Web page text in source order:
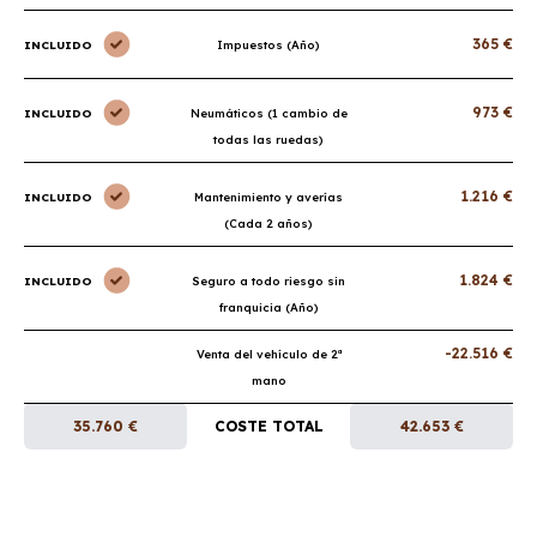
INCLUIDO Impuestos (Año) 365 €
INCLUIDO
Neumáticos (1 cambio de
todas las ruedas)
973 €
INCLUIDO
Mantenimiento y averías
(Cada 2 años)
1.216 €
INCLUIDO
Seguro a todo riesgo sin
franquicia (Año)
1.824 €
Venta del vehículo de 2ª
mano
-22.516 €
35.760 € COSTE TOTAL 42.653 €